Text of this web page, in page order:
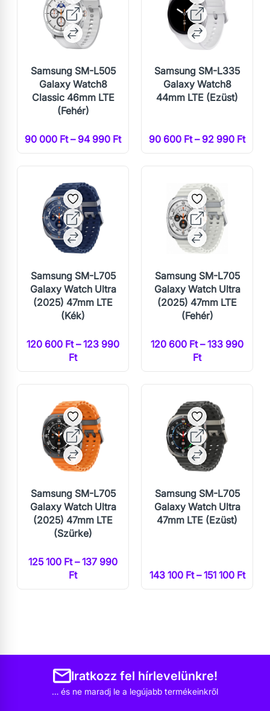
Samsung SM-L505
Galaxy Watch8
Classic 46mm LTE
(Fehér)
90 000 Ft – 94 990 Ft
Samsung SM-L335
Galaxy Watch8
44mm LTE (Ezüst)
90 600 Ft – 92 990 Ft
Samsung SM-L705
Galaxy Watch Ultra
(2025) 47mm LTE
(Kék)
120 600 Ft – 123 990
Ft
Samsung SM-L705
Galaxy Watch Ultra
(2025) 47mm LTE
(Fehér)
120 600 Ft – 133 990
Ft
Samsung SM-L705
Galaxy Watch Ultra
(2025) 47mm LTE
(Szürke)
125 100 Ft – 137 990
Ft
Samsung SM-L705
Galaxy Watch Ultra
47mm LTE (Ezüst)
143 100 Ft – 151 100 Ft
Iratkozz fel hírlevelünkre!
… és ne maradj le a legújabb termékeinkről